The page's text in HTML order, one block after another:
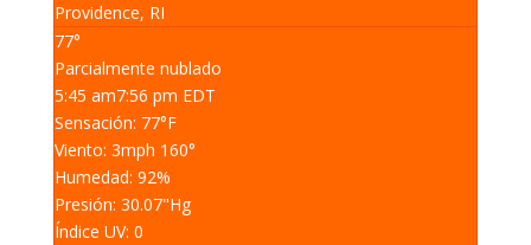
Providence, RI
77°
Parcialmente nublado
5:45 am7:56 pm EDT
Sensación: 77°F
Viento: 3mph 160°
Humedad: 92%
Presión: 30.07"Hg
Índice UV: 0